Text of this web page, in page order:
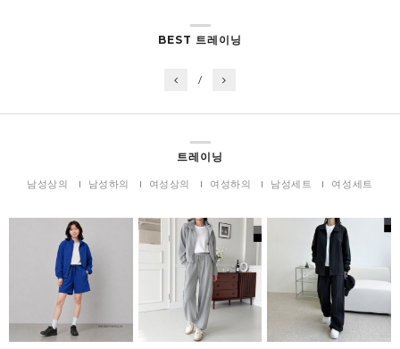
BEST 트레이닝
/
트레이닝
남성상의 남성하의 여성상의 여성하의 남성세트 여성세트